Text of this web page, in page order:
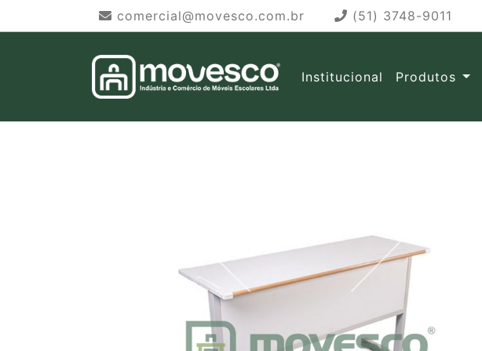
comercial@movesco.com.br (51) 3748-9011
Institucional Produtos